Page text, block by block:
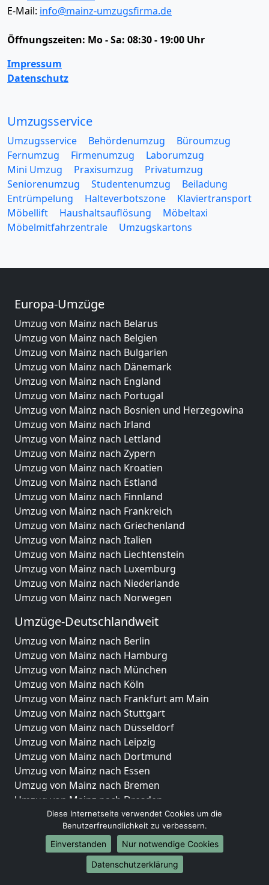
E-Mail: info@mainz-umzugsfirma.de
Öffnungszeiten: Mo - Sa: 08:30 - 19:00 Uhr
Impressum
Datenschutz
Umzugsservice
Umzugsservice Behördenumzug
Büroumzug
Fernumzug
Firmenumzug
Laborumzug
Mini Umzug
Praxisumzug
Privatumzug
Seniorenumzug
Studentenumzug
Beiladung
Entrümpelung
Halteverbotszone
Klaviertransport
Möbellift
Haushaltsauflösung
Möbeltaxi
Möbelmitfahrzentrale
Umzugskartons
Europa-Umzüge
Umzug von Mainz nach Belarus
Umzug von Mainz nach Belgien
Umzug von Mainz nach Bulgarien
Umzug von Mainz nach Dänemark
Umzug von Mainz nach England
Umzug von Mainz nach Portugal
Umzug von Mainz nach Bosnien und Herzegowina
Umzug von Mainz nach Irland
Umzug von Mainz nach Lettland
Umzug von Mainz nach Zypern
Umzug von Mainz nach Kroatien
Umzug von Mainz nach Estland
Umzug von Mainz nach Finnland
Umzug von Mainz nach Frankreich
Umzug von Mainz nach Griechenland
Umzug von Mainz nach Italien
Umzug von Mainz nach Liechtenstein
Umzug von Mainz nach Luxemburg
Umzug von Mainz nach Niederlande
Umzug von Mainz nach Norwegen
Umzüge-Deutschlandweit
Umzug von Mainz nach Berlin
Umzug von Mainz nach Hamburg
Umzug von Mainz nach München
Umzug von Mainz nach Köln
Umzug von Mainz nach Frankfurt am Main
Umzug von Mainz nach Stuttgart
Umzug von Mainz nach Düsseldorf
Umzug von Mainz nach Leipzig
Umzug von Mainz nach Dortmund
Umzug von Mainz nach Essen
Umzug von Mainz nach Bremen
Umzug von Mainz nach Dresden
Umzug von Mainz nach Hannover
Umzug von Mainz nach Nürnberg
Umzug von Mainz nach Duisburg
Umzug von Mainz nach Bochum
Umzug von Mainz nach Wuppertal
Diese Internetseite verwendet Cookies um die
Benutzerfreundlichkeit zu verbessern.
Einverstanden
Nur notwendige Cookies
Datenschutzerklärung